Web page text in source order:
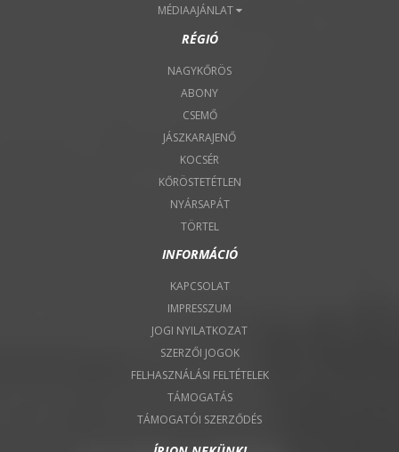
MÉDIAAJÁNLAT
RÉGIÓ
NAGYKŐRÖS
ABONY
CSEMŐ
JÁSZKARAJENŐ
KOCSÉR
KŐRÖSTETÉTLEN
NYÁRSAPÁT
TÖRTEL
INFORMÁCIÓ
KAPCSOLAT
IMPRESSZUM
JOGI NYILATKOZAT
SZERZŐI JOGOK
FELHASZNÁLÁSI FELTÉTELEK
TÁMOGATÁS
TÁMOGATÓI SZERZŐDÉS